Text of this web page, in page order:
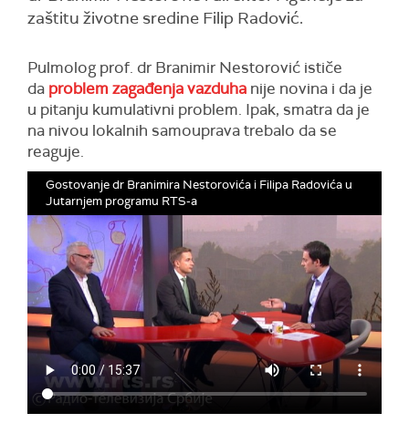
zaštitu životne sredine Filip Radović.
Pulmolog prof. dr Branimir Nestorović ističe
da problem zagađenja vazduha nije novina i da je
u pitanju kumulativni problem. Ipak, smatra da je
na nivou lokalnih samouprava trebalo da se
reaguje.
Gostovanje dr Branimira Nestorovića i Filipa Radovića u
Jutarnjem programu RTS-a